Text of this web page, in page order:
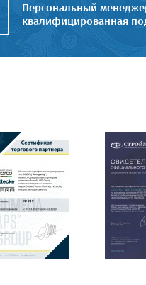
Персональный
квалифицированная